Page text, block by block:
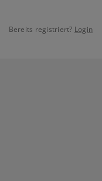
Bereits registriert? Login